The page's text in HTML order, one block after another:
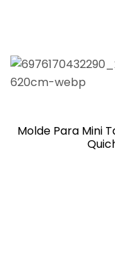
Molde Para Mini